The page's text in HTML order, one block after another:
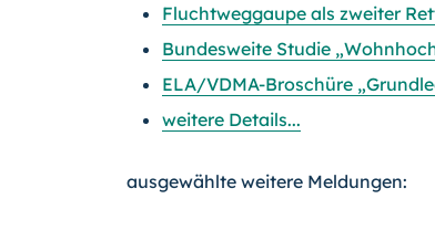
Fluchtweggaupe als zweiter
Bundesweite Studie
ELA/VDMA-Broschüre
weitere Details...
ausgewählte weitere Meldungen: